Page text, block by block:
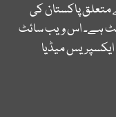
متعلق پاکستان کی
ہے۔ اس ویب سائٹ
میڈیا